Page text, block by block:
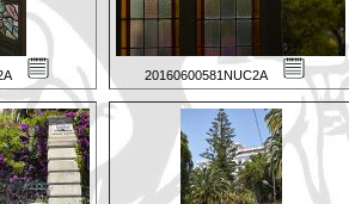
20160600581NUC2A